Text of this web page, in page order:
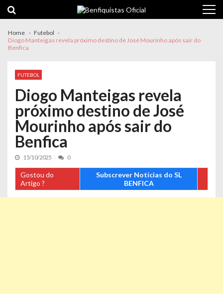
navigation
content
Home
Futebol
Diogo Manteigas revela próximo destino de José Mourinho após sair do
Benfica
FUTEBOL
Diogo Manteigas revela
próximo destino de José
Mourinho após sair do
Benfica
15/10/2025 0
Gostou do
Artigo ?
Subscrever Notícias do SL
BENFICA